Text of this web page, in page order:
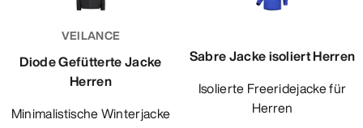
VEILANCE
Diode Gefütterte Jacke
Herren
Minimalistische Winterjacke
Sabre Jacke isoliert Herren
Isolierte Freeridejacke für
Herren